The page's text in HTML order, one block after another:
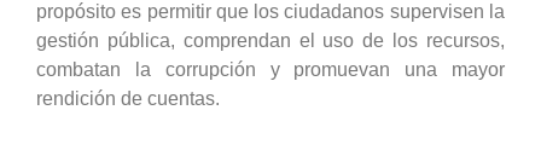
propósito es permitir que los ciudadanos supervisen la
gestión pública, comprendan el uso de los recursos,
combatan la corrupción y promuevan una mayor
rendición de cuentas.